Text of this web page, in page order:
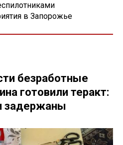
в Запорожье
безработные
готовили теракт:
задержаны